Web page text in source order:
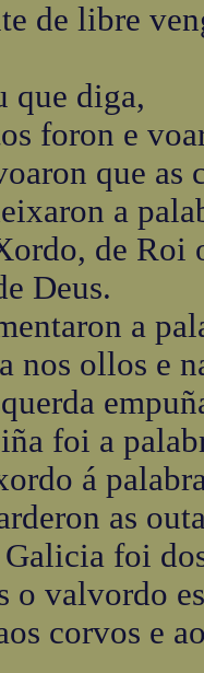
de libre
que diga,
foron e
que as
a
de Roi
Deus.
a
nos ollos e
foi a
á
as
foi
o valvordo
corvos e